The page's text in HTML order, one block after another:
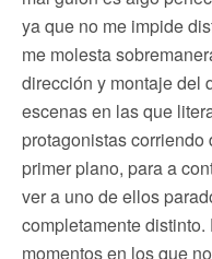
ya que no me impide
me molesta
dirección y montaje del
escenas en las que
protagonistas
primer plano, para a
ver a uno de ellos
completamente
momentos en los que